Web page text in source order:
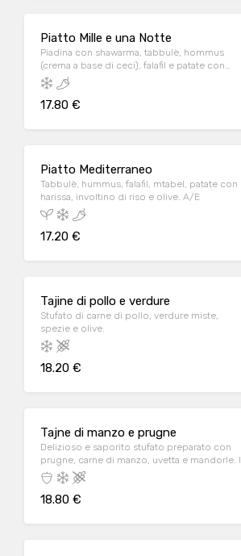
Piatto Mille e una Notte
Piadina con shawarma, tabbulè, hommus
(crema a base di ceci), falafil e patate con
harissa. A/C/E/H
17.80 €
Piatto Mediterraneo
Tabbulè, hummus, falafil, mtabel, patate con
harissa, involtino di riso e olive. A/E
17.20 €
Tajine di pollo e verdure
Stufato di carne di pollo, verdure miste,
spezie e olive.
18.20 €
Tajne di manzo e prugne
Delizioso e saporito stufato preparato con
prugne, carne di manzo, uvetta e mandorle. I
18.80 €